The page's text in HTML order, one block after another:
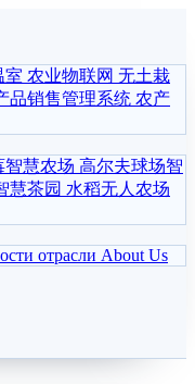
室 农业物联网 无土栽
品销售管理系统 农产
智慧农场 高尔夫球场智
慧茶园 水稻无人农场
отрасли About Us